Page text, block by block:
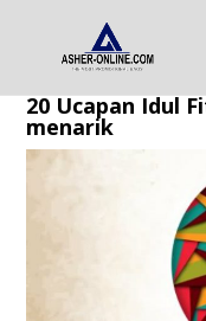
20 Ucapan Idul
menarik